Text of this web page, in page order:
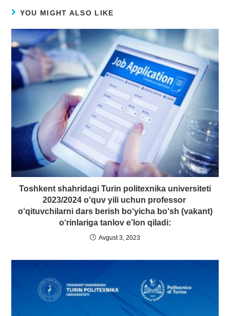
YOU MIGHT ALSO LIKE
Toshkent shahridagi Turin politexnika universiteti
2023/2024 o‘quv yili uchun professor
o‘qituvchilarni dars berish bo‘yicha bо‘sh (vakant)
о‘rinlariga tanlov e’lon qiladi:
Avgust 3, 2023